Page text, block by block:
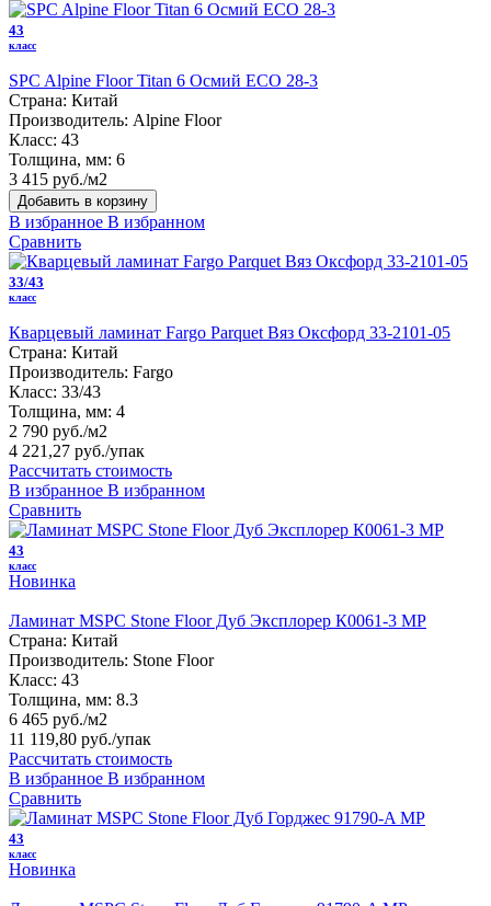
43
класс
SPC Alpine Floor Titan 6 Осмий ЕСО 28-3
Страна: Китай
Производитель: Alpine Floor
Класс: 43
Толщина, мм: 6
3 415 руб./м2
Добавить в корзину
В избранное В избранном
Сравнить
33/43
класс
Кварцевый ламинат Fargo Parquet Вяз Оксфорд 33-2101-05
Страна: Китай
Производитель: Fargo
Класс: 33/43
Толщина, мм: 4
2 790 руб./м2
4 221,27 руб./упак
Рассчитать стоимость
В избранное В избранном
Сравнить
43
класс
Новинка
Ламинат MSPC Stone Floor Дуб Эксплорер К0061-3 MP
Страна: Китай
Производитель: Stone Floor
Класс: 43
Толщина, мм: 8.3
6 465 руб./м2
11 119,80 руб./упак
Рассчитать стоимость
В избранное В избранном
Сравнить
43
класс
Новинка